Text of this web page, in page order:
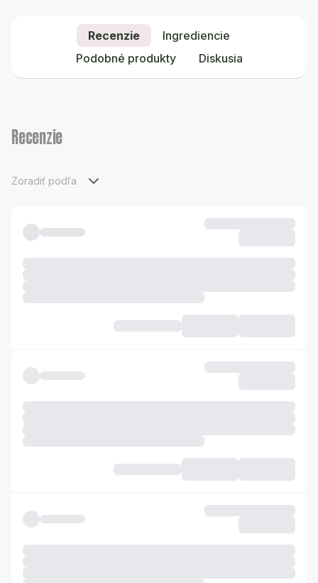
Recenzie
Ingrediencie
Podobné produkty
Diskusia
Recenzie
Zoradiť podľa